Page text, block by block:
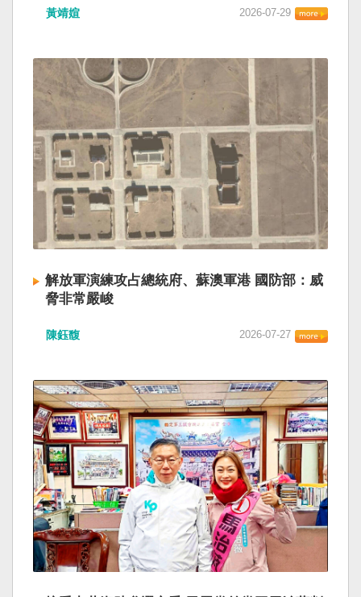
黃靖媗 2026-07-29
解放軍演練攻占總統府、蘇澳軍港 國防部：威
脅非常嚴峻
陳鈺馥 2026-07-27